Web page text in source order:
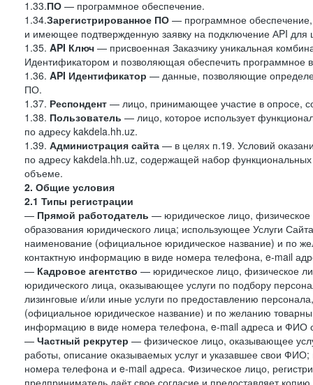
1.33.ПО — программное обеспечение.
1.34.Зарегистрированное ПО — программное
и имеющее подтвержденную заявку на подключение АPI для
1.35. API Ключ — присвоенная Заказчику уникальная
Идентификатором и позволяющая обеспечить программное
1.36. API Идентификатор — данные, позволяющие
ПО.
1.37. Респондент — лицо, принимающее участие в опросе,
1.38. Пользователь — лицо, которое использует
по адресу kakdela.hh.uz.
1.39. Администрация сайта — в целях п.19. Условий
по адресу kakdela.hh.uz, содержащей набор
объеме.
2. Общие условия
2.1 Типы регистрации
— Прямой работодатель — юридическое лицо,
образования юридического лица; использующее Услуги
наименование (официальное юридическое название) и по
контактную информацию в виде номера телефона, e-mail
— Кадровое агентство — юридическое лицо, физическое
юридического лица, оказывающее услуги по подбору
лизинговые и/или иные услуги по предоставлению
(официальное юридическое название) и по желанию
информацию в виде номера телефона, e-mail адреса и ФИО
— Частный рекрутер — физическое лицо, оказывающее
работы, описание оказываемых услуг и указавшее свои
номера телефона и e-mail адреса. Физическое лицо,
предприниматель даёт свое согласие и предоставляет